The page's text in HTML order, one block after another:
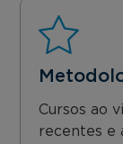
Cursos ao
recentes e